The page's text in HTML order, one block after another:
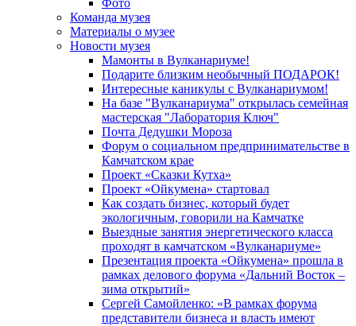
Фото
Команда музея
Материалы о музее
Новости музея
Мамонты в Вулканариуме!
Подарите близким необычный ПОДАРОК!
Интересные каникулы с Вулканариумом!
На базе "Вулканариума" открылась семейная
мастерская "Лаборатория Ключ"
Почта Дедушки Мороза
Форум о социальном предпринимательстве в
Камчатском крае
Проект «Сказки Кутха»
Проект «Ойкумена» стартовал
Как создать бизнес, который будет
экологичным, говорили на Камчатке
Выездные занятия энергетического класса
проходят в камчатском «Вулканариуме»
Презентация проекта «Ойкумена» прошла в
рамках делового форума «Дальний Восток –
зима открытий»
Сергей Самойленко: «В рамках форума
представители бизнеса и власть имеют